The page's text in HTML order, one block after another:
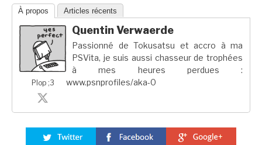
À propos Articles récents
Plop ;3
Quentin Verwaerde
Passionné de Tokusatsu et accro à ma
PSVita, je suis aussi chasseur de trophées
à mes heures perdues :
www.psnprofiles/aka-0